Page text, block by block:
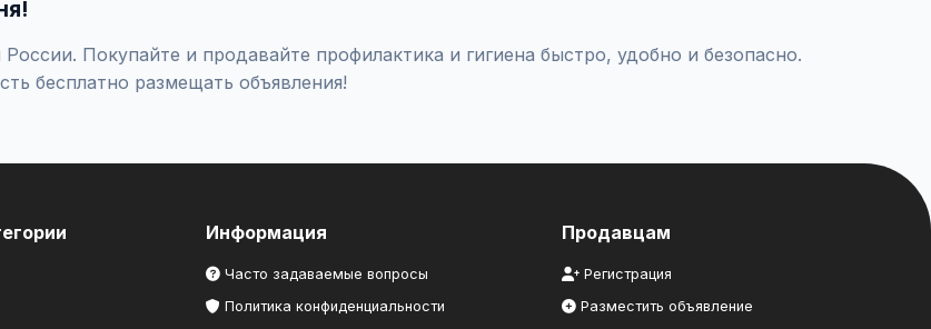
Покупайте и продавайте профилактика и гигиена быстро, удобно и безопасно.
бесплатно размещать объявления!
Информация
Часто задаваемые вопросы
Политика конфиденциальности
Продавцам
Регистрация
Разместить объявление